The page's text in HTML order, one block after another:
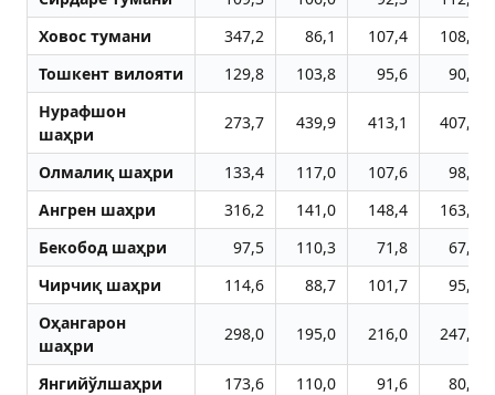
Ховос тумани
347,2 86,1 107,4
108,5
Тошкент вилояти
129,8 103,8 95,6
90,0
Нурафшон
шаҳри
273,7 439,9 413,1 407,1
Олмалиқ шаҳри 133,4 117,0 107,6
98,2
Aнгрен шаҳри
316,2 141,0 148,4
163,5
Бекобод шаҳри
97,5 110,3 71,8
67,7
Чирчиқ шаҳри
114,6 88,7 101,7
95,5
Оҳангарон
шаҳри
298,0 195,0 216,0 247,3
Янгийўлшаҳри 173,6 110,0 91,6
80,2